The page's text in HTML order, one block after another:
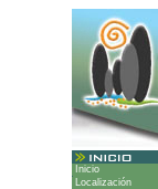
Inicio
Localización